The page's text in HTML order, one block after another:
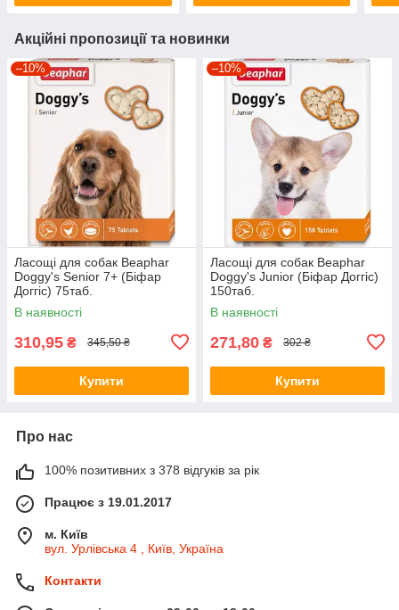
Акційні пропозиції та новинки
–10%
Ласощі для собак Beaphar
Doggy's Senior 7+ (Біфар
Доггіс) 75таб.
В наявності
310,95 ₴ 345,50 ₴
Купити
–10%
Ласощі для собак Beaphar
Doggy's Junior (Біфар Доггіс)
150таб.
В наявності
271,80 ₴ 302 ₴
Купити
Про нас
100% позитивних з 378 відгуків за рік
Працює з 19.01.2017
м. Київ
вул. Урлівська 4 , Київ, Україна
Контакти